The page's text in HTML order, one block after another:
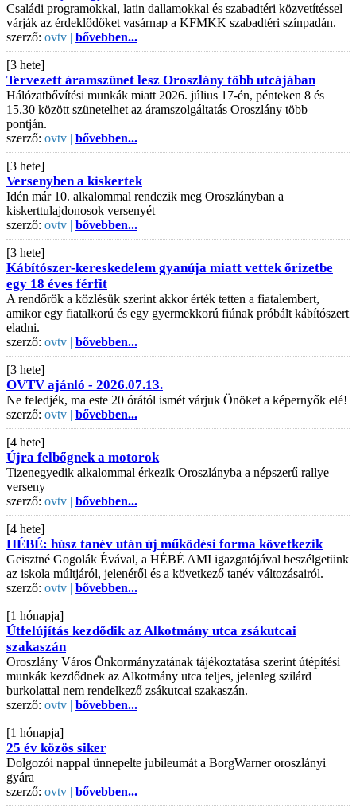
Családi programokkal, latin dallamokkal és szabadtéri közvetítéssel
várják az érdeklődőket vasárnap a KFMKK szabadtéri színpadán.
szerző: ovtv | bővebben...
[3 hete]
Tervezett áramszünet lesz Oroszlány több utcájában
Hálózatbővítési munkák miatt 2026. július 17-én, pénteken 8 és
15.30 között szünetelhet az áramszolgáltatás Oroszlány több
pontján.
szerző: ovtv | bővebben...
[3 hete]
Versenyben a kiskertek
Idén már 10. alkalommal rendezik meg Oroszlányban a
kiskerttulajdonosok versenyét
szerző: ovtv | bővebben...
[3 hete]
Kábítószer-kereskedelem gyanúja miatt vettek őrizetbe
egy 18 éves férfit
A rendőrök a közlésük szerint akkor érték tetten a fiatalembert,
amikor egy fiatalkorú és egy gyermekkorú fiúnak próbált kábítószert
eladni.
szerző: ovtv | bővebben...
[3 hete]
OVTV ajánló - 2026.07.13.
Ne feledjék, ma este 20 órától ismét várjuk Önöket a képernyők elé!
szerző: ovtv | bővebben...
[4 hete]
Újra felbőgnek a motorok
Tizenegyedik alkalommal érkezik Oroszlányba a népszerű rallye
verseny
szerző: ovtv | bővebben...
[4 hete]
HÉBÉ: húsz tanév után új működési forma következik
Geisztné Gogolák Évával, a HÉBÉ AMI igazgatójával beszélgetünk
az iskola múltjáról, jelenéről és a következő tanév változásairól.
szerző: ovtv | bővebben...
[1 hónapja]
Útfelújítás kezdődik az Alkotmány utca zsákutcai
szakaszán
Oroszlány Város Önkormányzatának tájékoztatása szerint útépítési
munkák kezdődnek az Alkotmány utca teljes, jelenleg szilárd
burkolattal nem rendelkező zsákutcai szakaszán.
szerző: ovtv | bővebben...
[1 hónapja]
25 év közös siker
Dolgozói nappal ünnepelte jubileumát a BorgWarner oroszlányi
gyára
szerző: ovtv | bővebben...